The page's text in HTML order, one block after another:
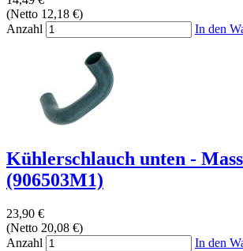
(Netto 12,18 €)
Anzahl
In den
Kühlerschlauch unten -
(906503M1)
23,90 €
(Netto 20,08 €)
Anzahl
In den